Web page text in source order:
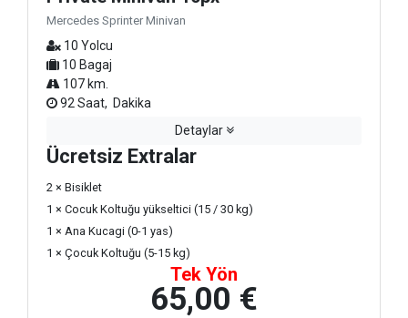
Mercedes Sprinter Minivan
10 Yolcu
10 Bagaj
107 km.
92 Saat, Dakika
Detaylar
Ücretsiz Extralar
2 × Bisiklet
1 × Cocuk Koltuğu yükseltici (15 / 30 kg)
1 × Ana Kucagi (0-1 yas)
1 × Çocuk Koltuğu (5-15 kg)
Tek Yön
65,00 €